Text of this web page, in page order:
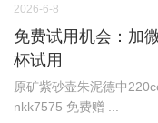
2026-6-8
免费试用机会：加
杯试用
原矿紫砂壶朱泥德中
nkk7575 免费赠 ...